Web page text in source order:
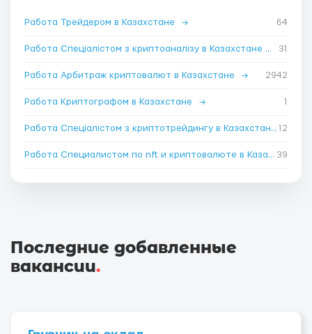
Работа Трейдером в Казахстане → 64
Работа Спеціалістом з криптоаналізу в Казахстане→ 31
Работа Арбитраж криптовалют в Казахстане → 2942
Работа Криптографом в Казахстане → 1
Работа Спеціалістом з криптотрейдингу в Казахстане →
12
Работа Специалистом по nft и криптовалюте в Казахстане 39
Последние добавленные
вакансии.